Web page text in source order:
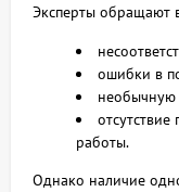
Эксперты обращают
ошибки в
необычную
работы.
Однако наличие